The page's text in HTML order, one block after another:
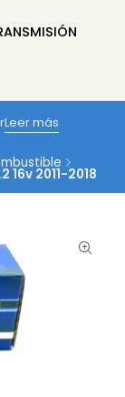
Leer más
2011-2018